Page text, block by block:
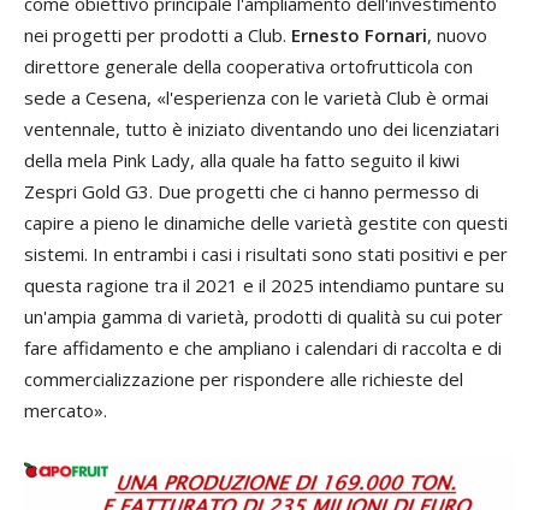
nei progetti per prodotti a Club. Ernesto Fornari, nuovo
direttore generale della cooperativa ortofrutticola con
sede a Cesena, «l'esperienza con le varietà Club è ormai
ventennale, tutto è iniziato diventando uno dei licenziatari
della mela Pink Lady, alla quale ha fatto seguito il kiwi
Zespri Gold G3. Due progetti che ci hanno permesso di
capire a pieno le dinamiche delle varietà gestite con questi
sistemi. In entrambi i casi i risultati sono stati positivi e per
questa ragione tra il 2021 e il 2025 intendiamo puntare su
un'ampia gamma di varietà, prodotti di qualità su cui poter
fare affidamento e che ampliano i calendari di raccolta e di
commercializzazione per rispondere alle richieste del
mercato».